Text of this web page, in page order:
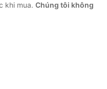
khi mua. Chúng tôi không